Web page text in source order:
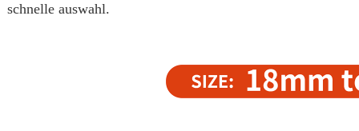
schnelle auswahl.